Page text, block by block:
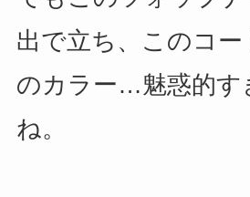
出で立ち、このコー
のカラー…魅惑的す
ね。